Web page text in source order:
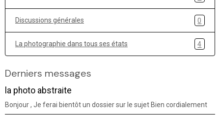
Discussions générales 0
La photographie dans tous ses états 4
Derniers messages
la photo abstraite
Bonjour , Je ferai bientôt un dossier sur le sujet Bien cordialement